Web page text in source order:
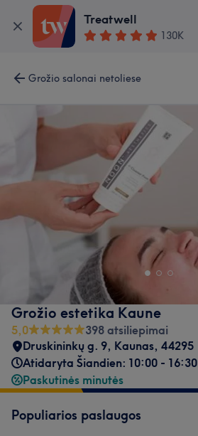
Treatwell
130K
Grožio salonai netoliese
Grožio estetika Kaune
5,0
398 atsiliepimai
Druskininkų g. 9, Kaunas, 44295
Atidaryta Šiandien: 10:00 - 16:30
Paskutinės minutės
Populiarios paslaugos